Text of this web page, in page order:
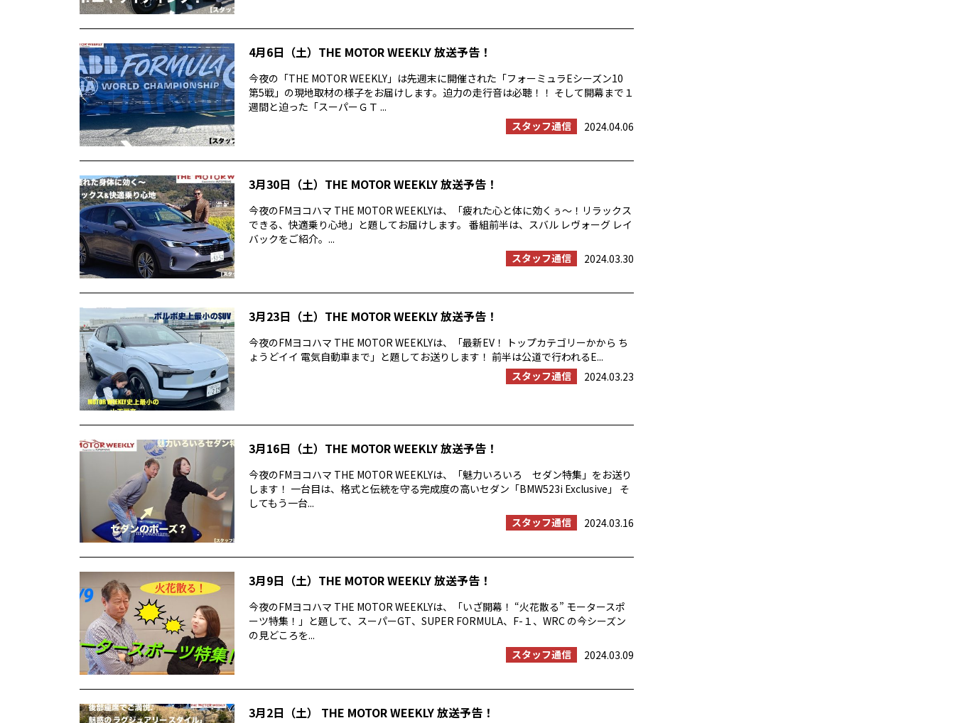
4月6日（土）THE MOTOR WEEKLY 放送予告！
今夜の「THE MOTOR WEEKLY」は先週末に開催された「フォーミュラEシーズン10
第5戦」の現地取材の様子をお届けします。迫力の走行音は必聴！！ そして開幕まで１
週間と迫った「スーパーＧＴ ...
スタッフ通信
2024.04.06
3月30日（土）THE MOTOR WEEKLY 放送予告！
今夜のFMヨコハマ THE MOTOR WEEKLYは、「疲れた心と体に効くぅ～！リラックス
できる、快適乗り心地」と題してお届けします。 番組前半は、スバル レヴォーグ レイ
バックをご紹介。...
スタッフ通信
2024.03.30
3月23日（土）THE MOTOR WEEKLY 放送予告！
今夜のFMヨコハマ THE MOTOR WEEKLYは、「最新EV！ トップカテゴリーかから ち
ょうどイイ 電気自動車まで」と題してお送りします！ 前半は公道で行われるE...
スタッフ通信
2024.03.23
3月16日（土）THE MOTOR WEEKLY 放送予告！
今夜のFMヨコハマ THE MOTOR WEEKLYは、「魅力いろいろ セダン特集」をお送り
します！ 一台目は、格式と伝統を守る完成度の高いセダン「BMW523i Exclusive」 そ
してもう一台...
スタッフ通信
2024.03.16
3月9日（土）THE MOTOR WEEKLY 放送予告！
今夜のFMヨコハマ THE MOTOR WEEKLYは、「いざ開幕！ “火花散る” モータースポ
ーツ特集！」と題して、スーパーGT、SUPER FORMULA、F-１、WRC の今シーズン
の見どころを...
スタッフ通信
2024.03.09
3月2日（土） THE MOTOR WEEKLY 放送予告！